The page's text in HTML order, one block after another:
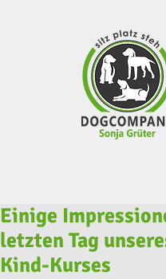
Einige
letzten Tag
Kind-Kurses